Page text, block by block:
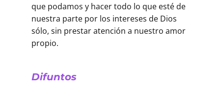
que podamos y hacer todo lo que esté de
nuestra parte por los intereses de Dios
sólo, sin prestar atención a nuestro amor
propio.
Difuntos